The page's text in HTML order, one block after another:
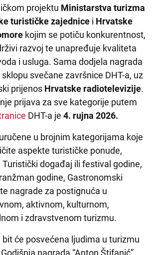
projektu Ministarstva turizma
turističke zajednice i Hrvatske
kojim se potiču konkurentnost,
razvoj te unapređuje kvaliteta
i usluga. Sama dodjela nagrada
svečane završnice DHT-a, uz
prijenos Hrvatske radiotelevizije.
prijava za sve kategorije putem
DHT-a je 4. rujna 2026.
u brojnim kategorijama koje
aspekte turističke ponude,
događaj ili festival godine,
godine, Gastronomski
nagrade za postignuća u
aktivnom, kulturnom,
i zdravstvenom turizmu.
bit će posvećena ljudima u turizmu